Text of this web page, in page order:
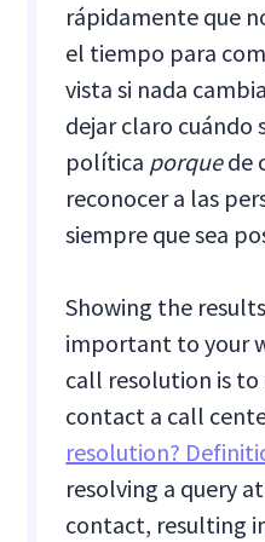
rápidamente que
el tiempo para
vista si nada
dejar claro cuándo
política porquede
reconocer a las
siempre que sea
Showing the
important to your
call resolution is
contact a call
resolution?
resolving a query
contact, resulting